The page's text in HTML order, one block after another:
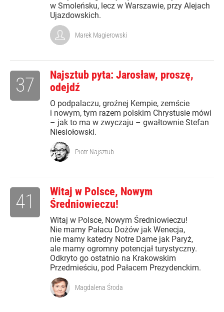
w Smoleńsku, lecz w Warszawie, przy Alejach
Ujazdowskich.
Marek Magierowski
Najsztub pyta: Jarosław, proszę,
odejdź
O podpalaczu, groźnej Kempie, zemście
i nowym, tym razem polskim Chrystusie mówi
– jak to ma w zwyczaju – gwałtownie Stefan
Niesiołowski.
37
Piotr Najsztub
Witaj w Polsce, Nowym
Średniowieczu!
Witaj w Polsce, Nowym Średniowieczu!
Nie mamy Pałacu Dożów jak Wenecja,
nie mamy katedry Notre Dame jak Paryż,
ale mamy ogromny potencjał turystyczny.
Odkryto go ostatnio na Krakowskim
Przedmieściu, pod Pałacem Prezydenckim.
41
Magdalena Środa